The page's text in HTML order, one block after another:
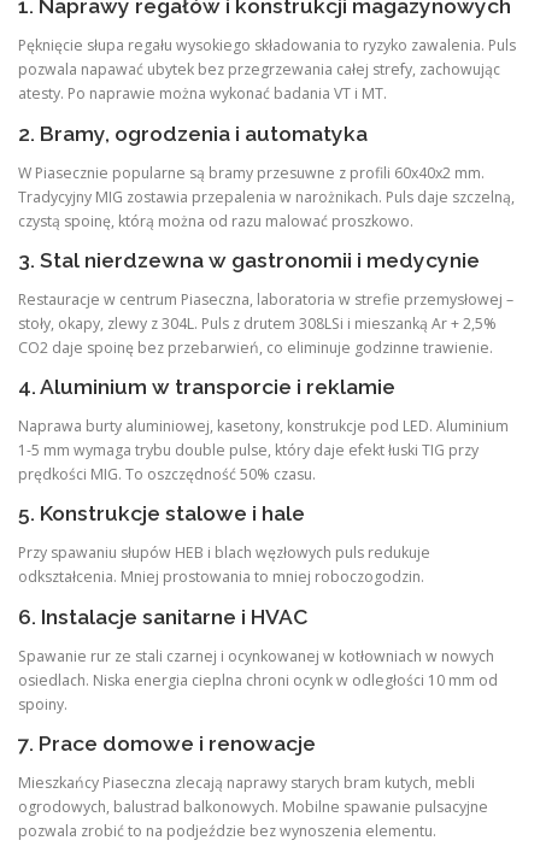
1. Naprawy regałów i konstrukcji magazynowych
Pęknięcie słupa regału wysokiego składowania to ryzyko zawalenia. Puls
pozwala napawać ubytek bez przegrzewania całej strefy, zachowując
atesty. Po naprawie można wykonać badania VT i MT.
2. Bramy, ogrodzenia i automatyka
W Piasecznie popularne są bramy przesuwne z profili 60x40x2 mm.
Tradycyjny MIG zostawia przepalenia w narożnikach. Puls daje szczelną,
czystą spoinę, którą można od razu malować proszkowo.
3. Stal nierdzewna w gastronomii i medycynie
Restauracje w centrum Piaseczna, laboratoria w strefie przemysłowej –
stoły, okapy, zlewy z 304L. Puls z drutem 308LSi i mieszanką Ar + 2,5%
CO2 daje spoinę bez przebarwień, co eliminuje godzinne trawienie.
4. Aluminium w transporcie i reklamie
Naprawa burty aluminiowej, kasetony, konstrukcje pod LED. Aluminium
1-5 mm wymaga trybu double pulse, który daje efekt łuski TIG przy
prędkości MIG. To oszczędność 50% czasu.
5. Konstrukcje stalowe i hale
Przy spawaniu słupów HEB i blach węzłowych puls redukuje
odkształcenia. Mniej prostowania to mniej roboczogodzin.
6. Instalacje sanitarne i HVAC
Spawanie rur ze stali czarnej i ocynkowanej w kotłowniach w nowych
osiedlach. Niska energia cieplna chroni ocynk w odległości 10 mm od
spoiny.
7. Prace domowe i renowacje
Mieszkańcy Piaseczna zlecają naprawy starych bram kutych, mebli
ogrodowych, balustrad balkonowych. Mobilne spawanie pulsacyjne
pozwala zrobić to na podjeździe bez wynoszenia elementu.